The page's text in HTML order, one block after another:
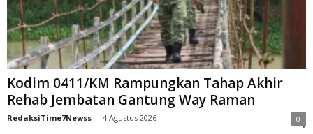
Kodim 0411/KM Rampungkan Tahap Akhir
Rehab Jembatan Gantung Way Raman
RedaksiTime7Newss - 4 Agustus 2026 0